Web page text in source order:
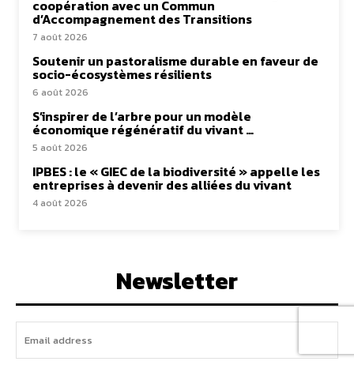
coopération avec un Commun
d’Accompagnement des Transitions
7 août 2026
Soutenir un pastoralisme durable en faveur de
socio-écosystèmes résilients
6 août 2026
S’inspirer de l’arbre pour un modèle
économique régénératif du vivant …
5 août 2026
IPBES : le « GIEC de la biodiversité » appelle les
entreprises à devenir des alliées du vivant
4 août 2026
Newsletter